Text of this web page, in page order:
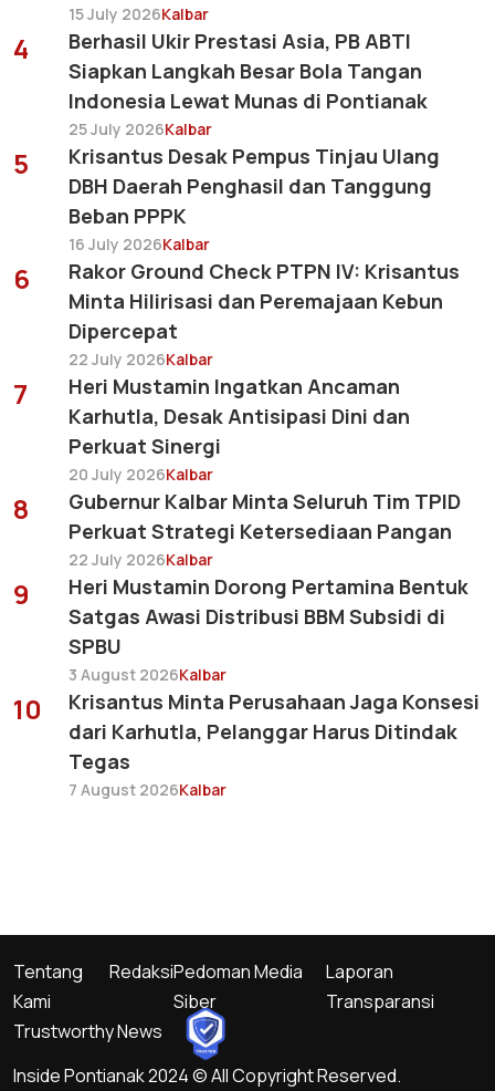
15 July 2026Kalbar
4
Berhasil Ukir Prestasi Asia, PB ABTI
Siapkan Langkah Besar Bola Tangan
Indonesia Lewat Munas di Pontianak
25 July 2026Kalbar
5
Krisantus Desak Pempus Tinjau Ulang
DBH Daerah Penghasil dan Tanggung
Beban PPPK
16 July 2026Kalbar
6
Rakor Ground Check PTPN IV: Krisantus
Minta Hilirisasi dan Peremajaan Kebun
Dipercepat
22 July 2026Kalbar
7
Heri Mustamin Ingatkan Ancaman
Karhutla, Desak Antisipasi Dini dan
Perkuat Sinergi
20 July 2026Kalbar
8
Gubernur Kalbar Minta Seluruh Tim TPID
Perkuat Strategi Ketersediaan Pangan
22 July 2026Kalbar
9
Heri Mustamin Dorong Pertamina Bentuk
Satgas Awasi Distribusi BBM Subsidi di
SPBU
3 August 2026Kalbar
10
Krisantus Minta Perusahaan Jaga Konsesi
dari Karhutla, Pelanggar Harus Ditindak
Tegas
7 August 2026Kalbar
Inside Pontianak 2024 © All Copyright Reserved.
Trustworthy News
Tentang
Kami
RedaksiPedoman Media
Siber
Laporan
Transparansi